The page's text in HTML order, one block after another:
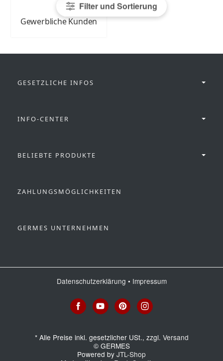
Filter und Sortierung
Gewerbliche Kunden
GESETZLICHE INFOS
INFO-CENTER
BELIEBTE PRODUKTE
ZAHLUNGSMÖGLICHKEITEN
GERMES UNTERNEHMEN
Datenschutzerklärung • Impressum
*Alle Preise inkl. gesetzlicher USt., zzgl. Versand
© GERMES
Powered by JTL-Shop